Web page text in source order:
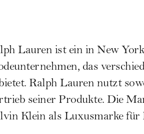
Lauren ist ein in New
das
Ralph Lauren nutzt
seiner Produkte. Die
Klein als Luxusmarkefür